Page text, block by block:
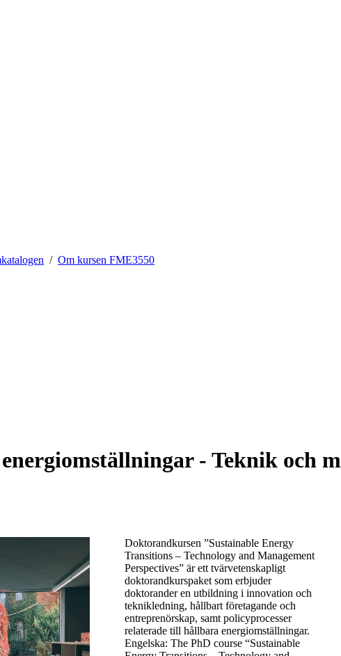
Om kursen FME3550
- Teknik och
Doktorandkursen ”Sustainable Energy
Transitions – Technology and Management
Perspectives” är ett tvärvetenskapligt
doktorandkurspaket som erbjuder
doktorander en utbildning i innovation och
teknikledning, hållbart företagande och
entreprenörskap, samt policyprocesser
relaterade till hållbara energiomställningar.
Engelska: The PhD course “Sustainable